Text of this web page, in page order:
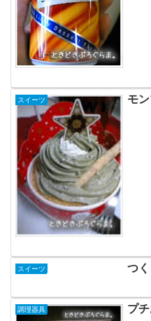
スイーツ モ
スイーツ つ
調理器具 プ